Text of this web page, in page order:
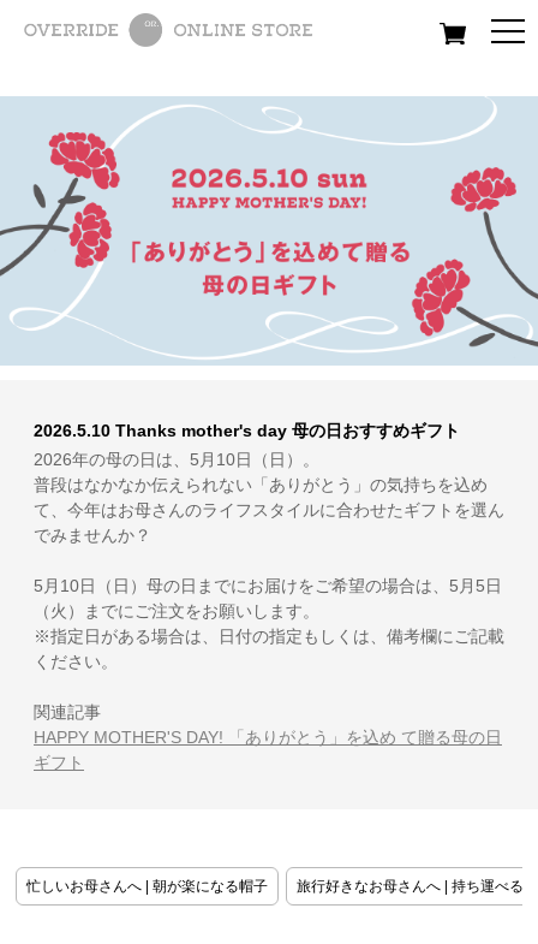
All Women Men
2026.5.10 Thanks mother's day 母の日おすすめギフト
2026年の母の日は、5月10日（日）。
普段はなかなか伝えられない「ありがとう」の気持ちを込め
て、今年はお母さんのライフスタイルに合わせたギフトを選ん
でみませんか？
5月10日（日）母の日までにお届けをご希望の場合は、5月5日
（火）までにご注文をお願いします。
※指定日がある場合は、日付の指定もしくは、備考欄にご記載
ください。
関連記事
HAPPY MOTHER'S DAY! 「ありがとう」を込め て贈る母の日
ギフト
忙しいお母さんへ | 朝が楽になる帽子 旅行好きなお母さんへ | 持ち運べる